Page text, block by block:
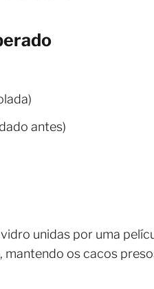
antes)
unidas por uma
os cacos